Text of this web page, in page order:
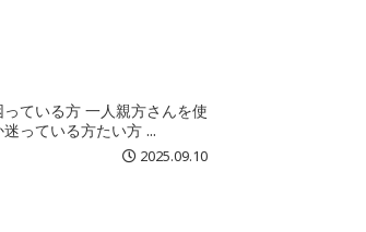
って仕事をしている代表の方 一人親方か中小事業主どちらの労災保険に入っていいか迷っている方たい方 ...
2025.09.10